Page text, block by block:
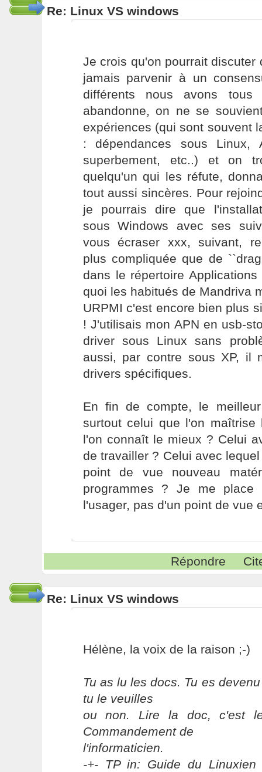
Re: Linux VS windows
Je crois qu'on pourrait discuter
jamais parvenir à un
différents nous avons
abandonne, on ne se
expériences (qui sont souvent
: dépendances sous Linux,
superbement, etc..) et on
quelqu'un qui les réfute,
tout aussi sincères. Pour
je pourrais dire que
sous Windows avec ses
vous écraser xxx, suivant,
plus compliquée que de
dans le répertoire
quoi les habitués de Mandriva
URPMI c'est encore bien plus
! J'utilisais mon APN en usb-
driver sous Linux sans
aussi, par contre sous XP, il
drivers spécifiques.
En fin de compte, le
surtout celui que l'on
l'on connaît le mieux ? Celui
de travailler ? Celui avec
point de vue nouveau
programmes ? Je me
l'usager, pas d'un point de vue
Répondre
Re: Linux VS windows
Hélène, la voix de la raison ;-)
Tu as lu les docs. Tu es
tu le veuilles
ou non. Lire la doc, c'est
Commandement de
l'informaticien.
-+- TP in: Guide du Linuxien